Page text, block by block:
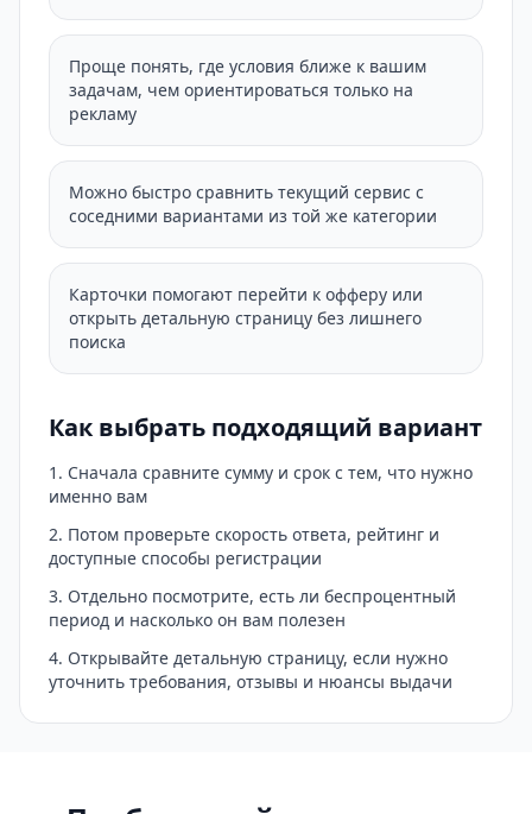
Проще понять, где условия ближе к вашим
задачам, чем ориентироваться только на
рекламу
Можно быстро сравнить текущий сервис с
соседними вариантами из той же категории
Карточки помогают перейти к офферу или
открыть детальную страницу без лишнего
поиска
Как выбрать подходящий вариант
Сначала сравните сумму и срок с тем, что нужно
именно вам
Потом проверьте скорость ответа, рейтинг и
доступные способы регистрации
Отдельно посмотрите, есть ли беспроцентный
период и насколько он вам полезен
Открывайте детальную страницу, если нужно
уточнить требования, отзывы и нюансы выдачи